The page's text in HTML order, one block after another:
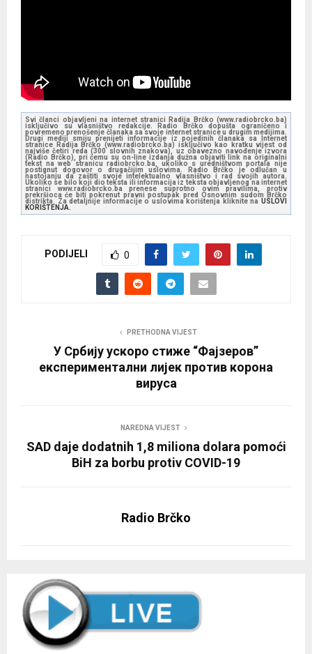
Svi članci objavljeni na internet stranici Radija Brčko (www.radiobrcko.ba)
isključivo su vlasništvo redakcije. Radio Brčko dopušta ograničeno i
povremeno prenošenje članaka sa svoje internet stranice u drugim medijima.
Drugi mediji smiju prenijeti informacije iz pojedinih članaka sa Internet
stranice Radija Brčko (www.radiobrcko.ba) isključivo kao kratku vijest od
najviše četiri reda (300 slovnih znakova), uz obavezno navođenje izvora
(Radio Brčko), pri čemu su on-line izdanja dužna objaviti link na originalni
tekst na web stranicu radiobrcko.ba, ukoliko s uredništvom portala nije
postignut dogovor o drugačijim uslovima. Radio Brčko je odlučan u
nastojanju da zaštiti svoje intelektualno vlasništvo i rad svojih autora.
Ukoliko se bilo koji dio teksta ili informacija iz teksta objavljenog na internet
stranici www.radiobrcko.ba prenese suprotno ovim pravilima, protiv
prekršioca će biti pokrenut pravni postupak pred Osnovnim sudom Brčko
distrikta. Za detaljnije informacije o uslovima korištenja kliknite na USLOVI
KORIŠTENJA.
PODIJELI 0
PRETHODNA VIJEST
У Србију ускоро стиже “Фајзеров”
експериментални лијек против корона
вируса
NAREDNA VIJEST
SAD daje dodatnih 1,8 miliona dolara pomoći
BiH za borbu protiv COVID-19
Radio Brčko